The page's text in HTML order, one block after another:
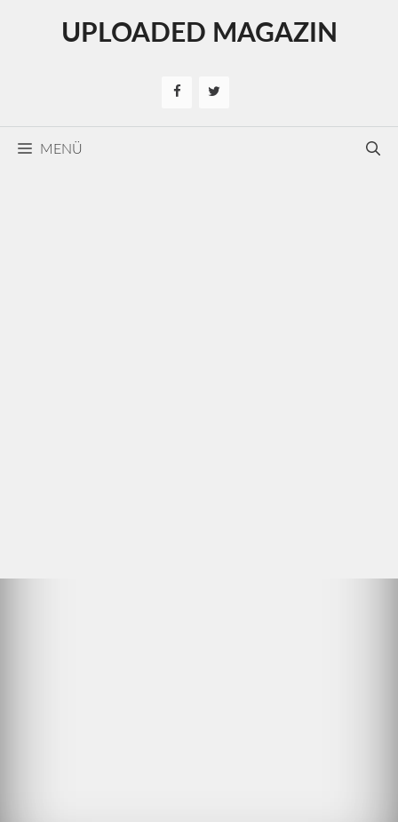
UPLOADED MAGAZIN
MENÜ